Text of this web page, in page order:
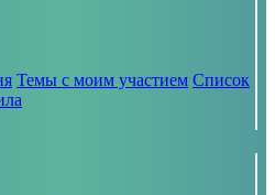
Темы с моим участием Список